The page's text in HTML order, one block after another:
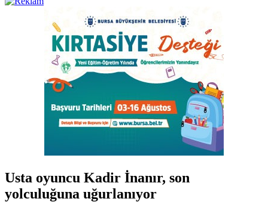
Usta oyuncu Kadir İnanır, son
yolculuğuna uğurlanıyor